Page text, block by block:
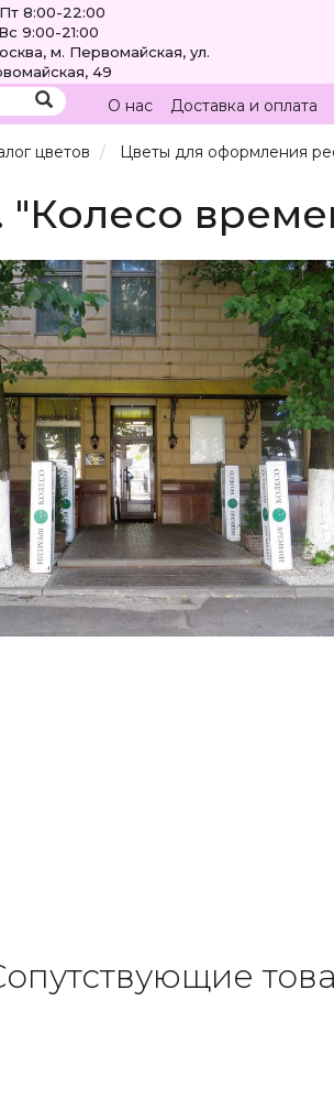
8:00-22:00
9:00-21:00
м. Первомайская, ул.
49
О нас Доставка и оплата
цветов Цветы для оформления
"Колесо